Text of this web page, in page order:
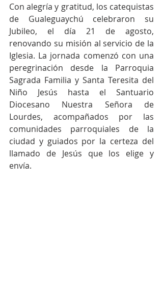
Con alegría y gratitud, los catequistas
de Gualeguaychú celebraron su
Jubileo, el día 21 de agosto,
renovando su misión al servicio de la
Iglesia. La jornada comenzó con una
peregrinación desde la Parroquia
Sagrada Familia y Santa Teresita del
Niño Jesús hasta el Santuario
Diocesano Nuestra Señora de
Lourdes, acompañados por las
comunidades parroquiales de la
ciudad y guiados por la certeza del
llamado de Jesús que los elige y
envía.